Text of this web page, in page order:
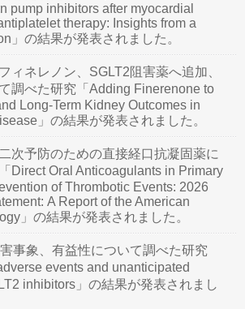
pump inhibitors after myocardial
therapy: Insights from a
」の結果が発表されました。
ィネレノン、SGLT2阻害薬へ追加、
調べた研究「Adding Finerenone to
Long-Term Kidney Outcomes in
」の結果が発表されました。
次予防のための直接経口抗凝固薬に
Direct Oral Anticoagulants in Primary
of Thrombotic Events: 2026
A Report of the American
」の結果が発表されました。
事象、有益性について調べた研究
events and unanticipated
inhibitors」の結果が発表されまし